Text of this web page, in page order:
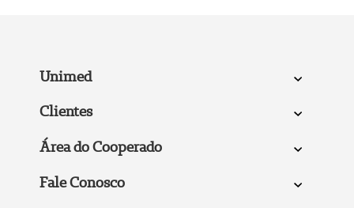
Unimed
Clientes
Área do Cooperado
Fale Conosco